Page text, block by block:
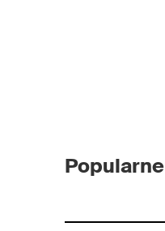
Popularne